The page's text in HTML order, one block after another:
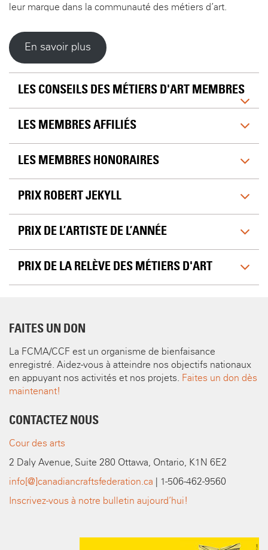
leur marque dans la communauté des métiers d’art.
En savoir plus
LES CONSEILS DES MÉTIERS D'ART MEMBRES
LES MEMBRES AFFILIÉS
LES MEMBRES HONORAIRES
PRIX ROBERT JEKYLL
PRIX DE L’ARTISTE DE L’ANNÉE
PRIX DE LA RELÈVE DES MÉTIERS D'ART
FAITES UN DON
La FCMA/CCF est un organisme de bienfaisance
enregistré. Aidez-vous à atteindre nos objectifs nationaux
en appuyant nos activités et nos projets.
Faites un don dès
maintenant!
CONTACTEZ NOUS
Cour des arts
2 Daly Avenue, Suite 280 Ottawa, Ontario, K1N 6E2
info[@]canadiancraftsfederation.ca | 1-506-462-9560
Inscrivez-vous à notre bulletin aujourd’hui!